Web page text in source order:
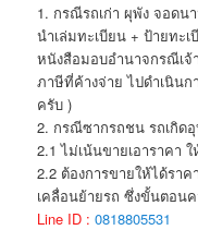
1. กรณีรถเก่า ผุพัง จอดน
นำเล่มทะเบียน + ป้ายทะ
หนังสือมอบอำนาจกรณีเจ้
ภาษีที่ค้างจ่าย ไปดำเนิน
ครับ )
2. กรณีซากรถชน รถเกิด
2.1 ไม่เน้นขายเอาราคา
2.2 ต้องการขายให้ได้รา
เคลื่อนย้ายรถ ซึ่งขั้นตอน
Line ID :0818805531